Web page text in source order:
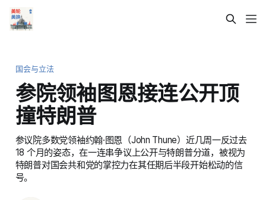
国会与立法
参院领袖图恩接连公开顶
撞特朗普
参议院多数党领袖约翰·图恩（John Thune）近几周一反过去
18 个月的姿态，在一连串争议上公开与特朗普分道，被视为
特朗普对国会共和党的掌控力在其任期后半段开始松动的信
号。